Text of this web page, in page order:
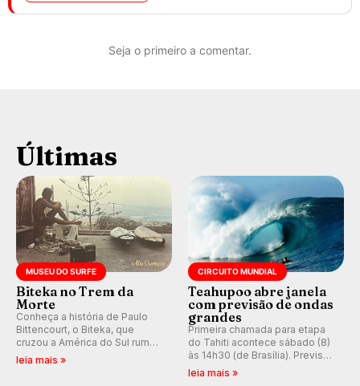
Seja o primeiro a comentar.
Últimas
MUSEU DO SURFE
Biteka no Trem da
Morte
Conheça a história de Paulo
Bittencourt, o Biteka, que
cruzou a América do Sul rumo
ao Pacífico em uma jornada
leia mais »
CIRCUITO MUNDIAL
Teahupoo abre janela
com previsão de ondas
grandes
Primeira chamada para etapa
do Tahiti acontece sábado (8)
às 14h30 (de Brasília). Previsão
indica swell consistente.
leia mais »